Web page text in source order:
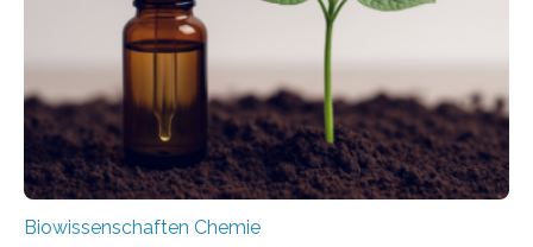
fossile Nachweis einer Stechmückenlarve in Bernstein
stellt gleichzeitig den ersten Fossilfund einer
Mückenlarve aus dem Mesozoikum dar, denn…
Biowissenschaften Chemie